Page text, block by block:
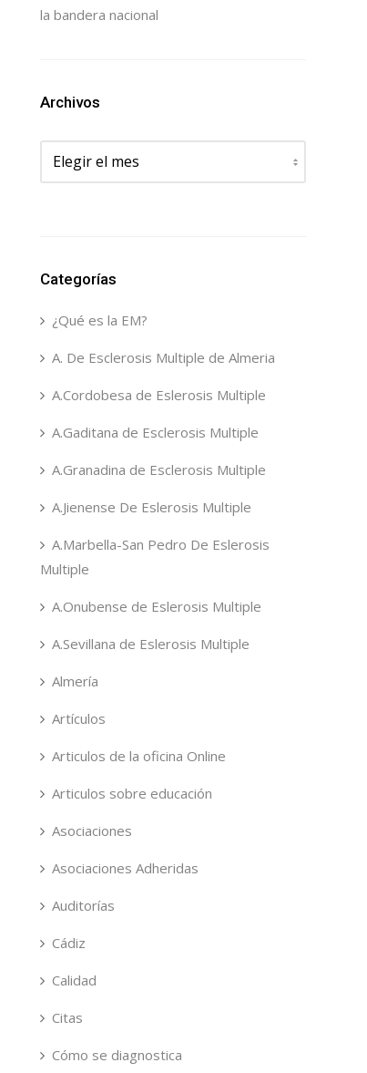
la bandera nacional
Archivos
Archivos
Categorías
¿Qué es la EM?
A. De Esclerosis Multiple de Almeria
A.Cordobesa de Eslerosis Multiple
A.Gaditana de Esclerosis Multiple
A.Granadina de Esclerosis Multiple
A.Jienense De Eslerosis Multiple
A.Marbella-San Pedro De Eslerosis
Multiple
A.Onubense de Eslerosis Multiple
A.Sevillana de Eslerosis Multiple
Almería
Artículos
Articulos de la oficina Online
Articulos sobre educación
Asociaciones
Asociaciones Adheridas
Auditorías
Cádiz
Calidad
Citas
Cómo se diagnostica